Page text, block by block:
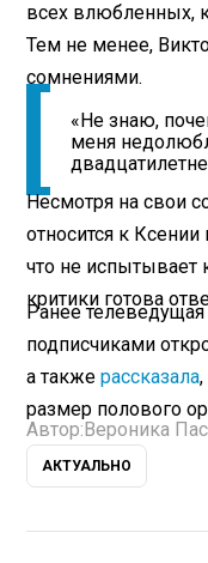
всех влюбленных,
Тем не менее,
сомнениями.
«Не знаю,
меня
Несмотря на свои
относится к
что не испытывает
критики готова
Ранее
подписчиками
а такжерассказала
размер полового
Автор: Вероника
АКТУАЛЬНО